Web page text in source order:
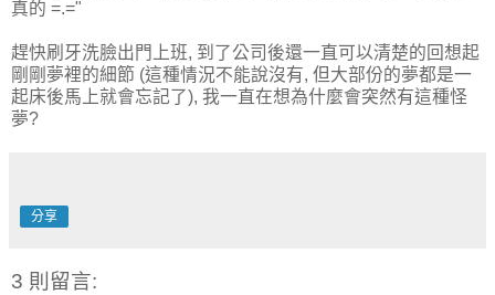
真的 =.="
趕快刷牙洗臉出門上班, 到了公司後還一直可以清楚的回想起
剛剛夢裡的細節 (這種情況不能說沒有, 但大部份的夢都是一
起床後馬上就會忘記了), 我一直在想為什麼會突然有這種怪
夢?
分享
3 則留言: